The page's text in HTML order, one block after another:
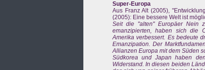
Super-Europa
Aus Franz Alt (2005),
(2005): Eine bessere Welt ist
Seit die "alten" Europäer Nein
emanzipierten, haben sich die
Amerika verbessert. Es bedeute
Emanzipation. Der
Allianzen Europa mit dem Süden
Südkorea und Japan haben
Widerstand. In diesen beiden